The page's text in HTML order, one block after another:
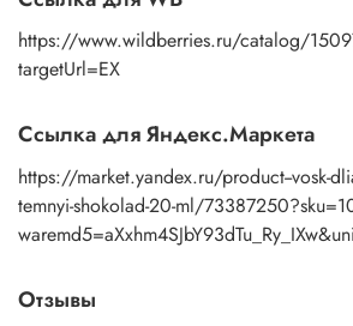
https://www.wildberries.ru/catalog/
targetUrl=EX
Ссылка для Яндекс.Маркета
https://market.yandex.ru/product--vosk-
temnyi-shokolad-20-ml/
Отзывы